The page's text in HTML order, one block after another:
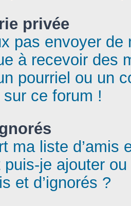
privée
pas envoyer de
à recevoir des
pourriel ou un
sur ce forum !
ma liste d’amis
puis-je ajouter
et d’ignorés ?